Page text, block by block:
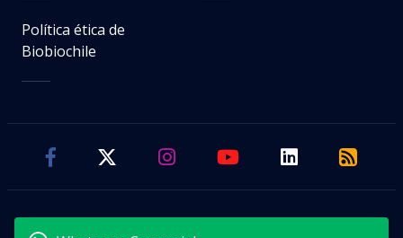
Política ética de
Biobiochile